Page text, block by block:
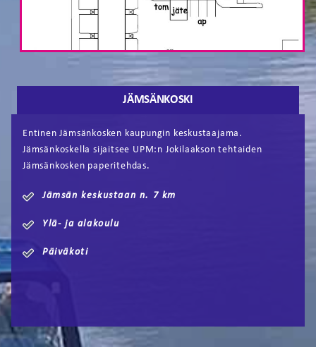
JÄMSÄNKOSKI
Entinen Jämsänkosken kaupungin keskustaajama.
Jämsänkoskella sijaitsee UPM:n Jokilaakson tehtaiden
Jämsänkosken paperitehdas.
Jämsän keskustaan n. 7 km
Ylä- ja alakoulu
Päiväkoti